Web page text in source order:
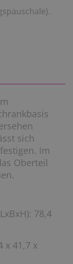
sich
Im
Oberteil
78,4
x 41,7 x